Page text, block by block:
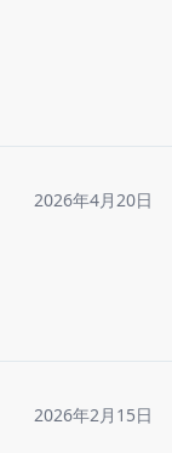
2026年4月20日
2026年2月15日